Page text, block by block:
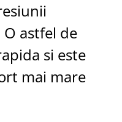
astfel de
si este
mai mare